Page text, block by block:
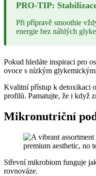
PRO-TIP:
Při přípravě smoothie
energie bez náhlých
Pokud hledáte inspiraci pro
ovoce s nízkým
Kvalitní přístup k detoxikaci
profilů. Pamatujte, že i když
Mikronutriční
Střevní mikrobiom funguje
rovnováze.